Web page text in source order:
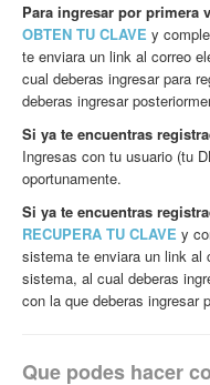
Para ingresar por primera
OBTEN TU CLAVE y
te enviara un link al correo
cual deberas ingresar para
deberas ingresar
Si ya te encuentras
Ingresas con tu usuario (tu
oportunamente.
Si ya te encuentras
RECUPERA TU CLAVE y
sistema te enviara un link al
sistema, al cual deberas
con la que deberas ingresar
Que podes hacer